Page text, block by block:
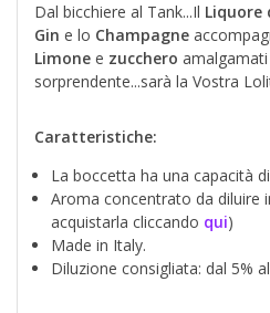
Dal bicchiere al Tank...Il Liquore
Gin e lo Champagne
Limone e zucchero
sorprendente...sarà la Vostra
Caratteristiche:
La boccetta ha una capacità
Aroma concentrato da diluire
acquistarla cliccando qui)
Made in Italy.
Diluzione consigliata: dal 5%